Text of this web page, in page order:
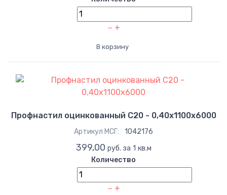
− +
В корзину
Профнастил оцинкованный С20 - 0,40x1100x6000
Артикул МСГ: 1042176
399,00 руб. за 1 кв.м
Количество
− +